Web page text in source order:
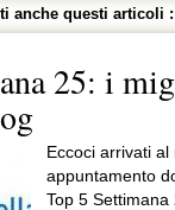
anche questi articoli :
25: i
Eccoci arrivati
appuntamento
Top 5